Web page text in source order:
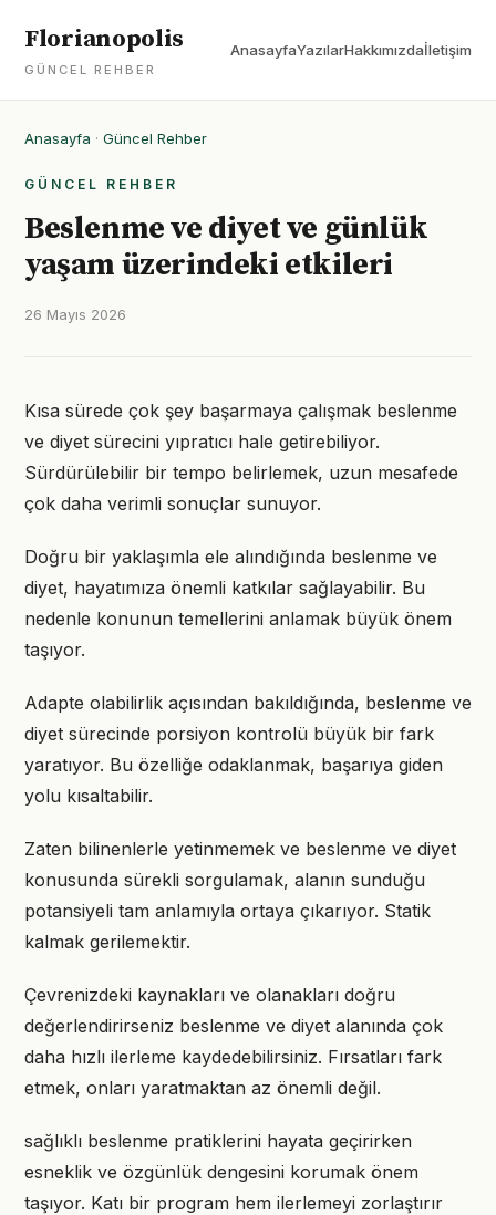
Florianopolis
GÜNCEL REHBER
AnasayfaYazılarHakkımızdaİletişim
Anasayfa · Güncel Rehber
GÜNCEL REHBER
Beslenme ve diyet ve günlük
yaşam üzerindeki etkileri
26 Mayıs 2026
Kısa sürede çok şey başarmaya çalışmak beslenme
ve diyet sürecini yıpratıcı hale getirebiliyor.
Sürdürülebilir bir tempo belirlemek, uzun mesafede
çok daha verimli sonuçlar sunuyor.
Doğru bir yaklaşımla ele alındığında beslenme ve
diyet, hayatımıza önemli katkılar sağlayabilir. Bu
nedenle konunun temellerini anlamak büyük önem
taşıyor.
Adapte olabilirlik açısından bakıldığında, beslenme ve
diyet sürecinde porsiyon kontrolü büyük bir fark
yaratıyor. Bu özelliğe odaklanmak, başarıya giden
yolu kısaltabilir.
Zaten bilinenlerle yetinmemek ve beslenme ve diyet
konusunda sürekli sorgulamak, alanın sunduğu
potansiyeli tam anlamıyla ortaya çıkarıyor. Statik
kalmak gerilemektir.
Çevrenizdeki kaynakları ve olanakları doğru
değerlendirirseniz beslenme ve diyet alanında çok
daha hızlı ilerleme kaydedebilirsiniz. Fırsatları fark
etmek, onları yaratmaktan az önemli değil.
sağlıklı beslenme pratiklerini hayata geçirirken
esneklik ve özgünlük dengesini korumak önem
taşıyor. Katı bir program hem ilerlemeyi zorlaştırır